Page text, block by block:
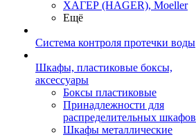
ХАГЕР (HAGER), Moeller
Ещё
Система контроля протечки воды
Шкафы, пластиковые боксы,
аксессуары
Боксы пластиковые
Принадлежности для
распределительных шкафов
Шкафы металлические